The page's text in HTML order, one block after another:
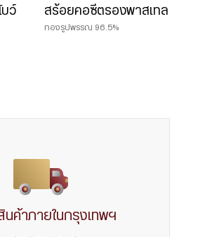
บว์ สร้อยคอซีตรองพาสเทล
ทองรูปพรรณ 96.5%
ค้าภายในกรุงเทพฯ